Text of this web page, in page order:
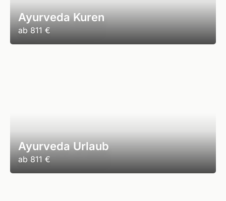
Ayurveda Kuren
ab 811 €
Ayurveda Urlaub
ab 811 €